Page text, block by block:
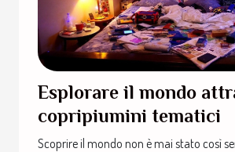
Esplorare il mondo
copripiumini tematici
Scoprire il mondo non è mai stato così